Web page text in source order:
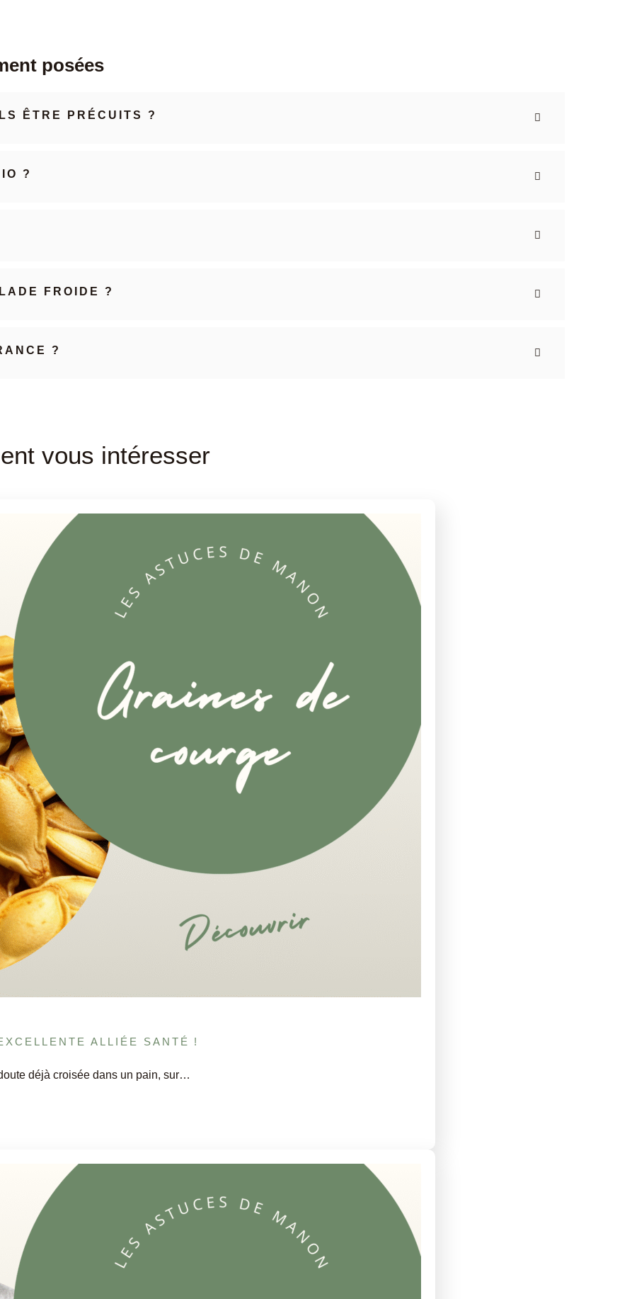
posées
ÊTRE PRÉCUITS ?
?
FROIDE ?
?
vous intéresser
ALLIÉE SANTÉ !
déjà croisée dans un pain, sur…